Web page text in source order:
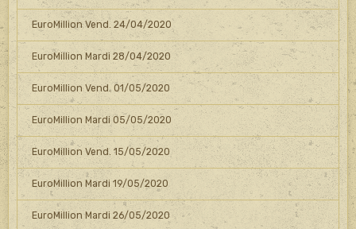
EuroMillion Vend. 24/04/2020
EuroMillion Mardi 28/04/2020
EuroMillion Vend. 01/05/2020
EuroMillion Mardi 05/05/2020
EuroMillion Vend. 15/05/2020
EuroMillion Mardi 19/05/2020
EuroMillion Mardi 26/05/2020